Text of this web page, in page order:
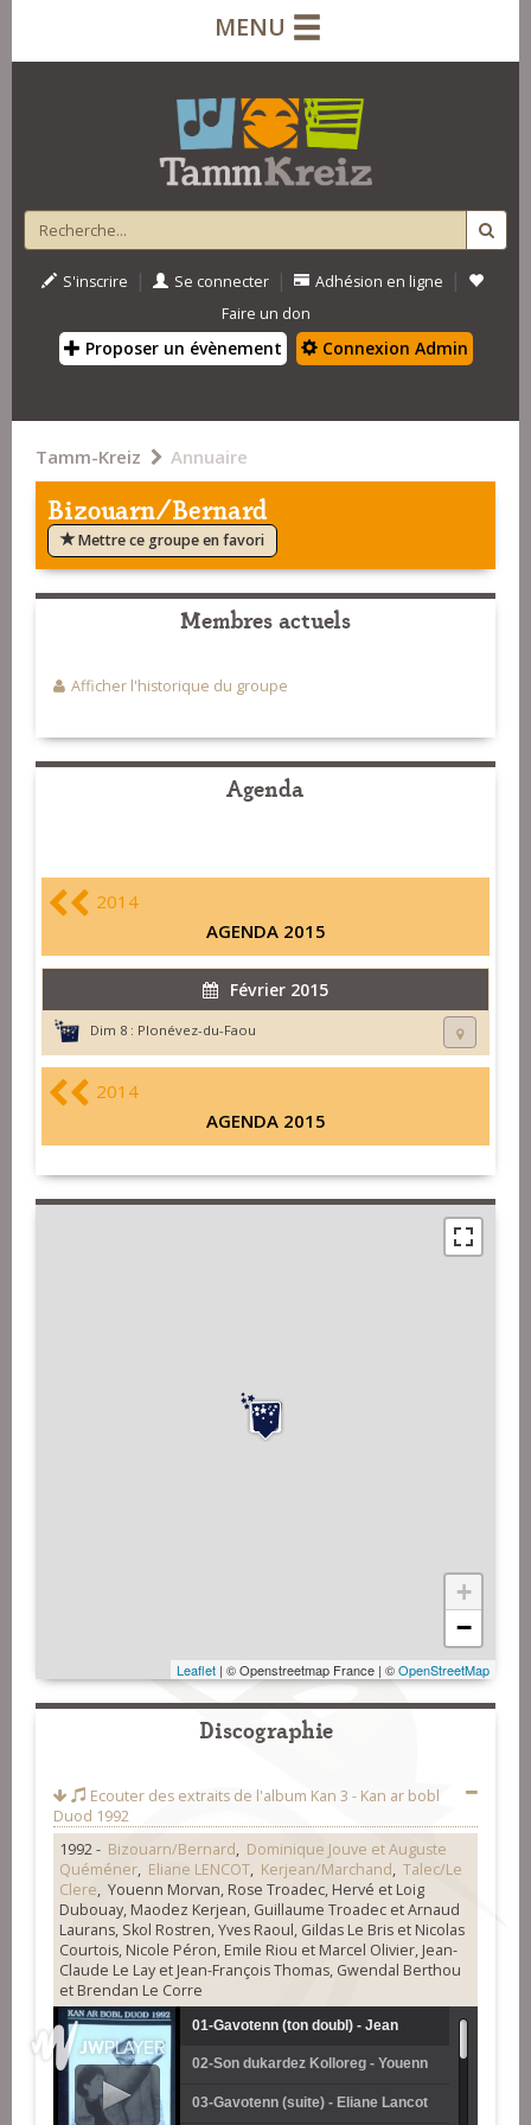
MENU
S'inscrire | Se connecter | Adhésion en ligne |
Faire un don
Proposer un évènement Connexion Admin
Tamm-Kreiz Annuaire
Bizouarn/Bernard
Mettre ce groupe en favori
Membres actuels
Afficher l'historique du groupe
Agenda
2014
AGENDA 2015
Février 2015
Dim 8 : Plonévez-du-Faou
2014
AGENDA 2015
+
−
Leaflet | © Openstreetmap France | ©OpenStreetMap
Discographie
Ecouter des extraits de l'album Kan 3 - Kan ar bobl
Duod 1992
1992 - Bizouarn/Bernard, Dominique Jouve et Auguste
Quéméner, Eliane LENCOT, Kerjean/Marchand, Talec/Le
Clere, Youenn Morvan, Rose Troadec, Hervé et Loig
Dubouay, Maodez Kerjean, Guillaume Troadec et Arnaud
Laurans, Skol Rostren, Yves Raoul, Gildas Le Bris et Nicolas
Courtois, Nicole Péron, Emile Riou et Marcel Olivier, Jean-
Claude Le Lay et Jean-François Thomas, Gwendal Berthou
et Brendan Le Corre
01-Gavotenn (ton doubl) - Jean
Bernard et Roger Bisouarn
02-Son dukardez Kolloreg - Youenn
Morvan
03-Gavotenn (suite) - Eliane Lancot